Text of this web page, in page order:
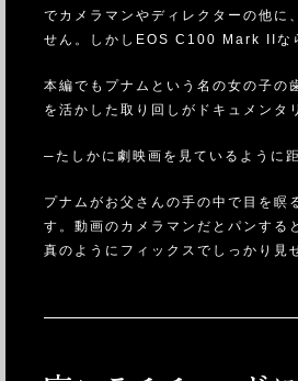
でカメラマンやディレクターの他に
せん。しかしEOS C100 Mark IIな
本編でもプナムという名の女の子の
を活かした取り回しがドキュメン
─たしかに劇映画を見ているように
プナムがお父さんの手の中で目を
す。動画のカメラマンだとパンする
真のようにフィックスでしっかり見